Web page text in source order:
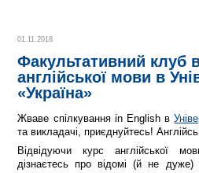
01.11.2018
Факультативний клуб
англійської мови в
«Україна»
Жваве спілкування in English в
та викладачі, приєднуйтесь!
Відвідуючи курс англійської
дізнаєтесь про відомі (й не дуже)